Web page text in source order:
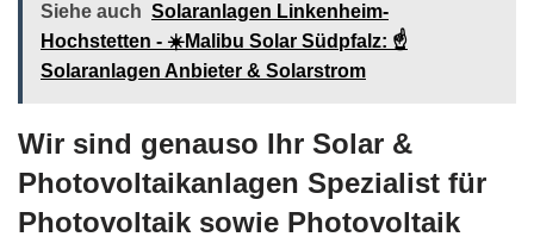
Siehe auch Solaranlagen Linkenheim-
Hochstetten - ☀️Malibu Solar Südpfalz: ☝️
Solaranlagen Anbieter & Solarstrom
Wir sind genauso Ihr Solar &
Photovoltaikanlagen Spezialist für
Photovoltaik sowie Photovoltaik